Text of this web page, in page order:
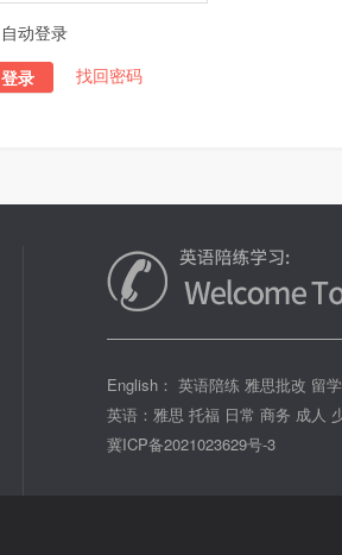
自动登录
登录
找回密码
English： 英语陪练 雅思批改 留学
英语：雅思 托福 日常 商务 成人
冀ICP备2021023629号-3